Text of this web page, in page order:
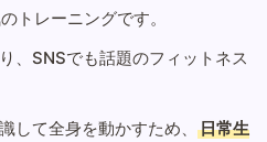
トレーニングです。
、SNSでも話題のフィットネス
して全身を動かすため、
日常生